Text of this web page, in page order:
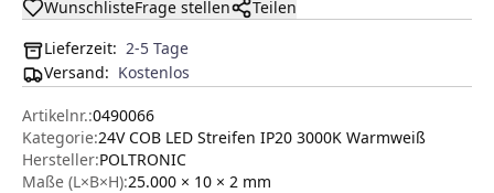
WunschlisteFrage stellen
Teilen
Lieferzeit: 2-5 Tage
Versand: Kostenlos
Artikelnr.:0490066
Kategorie:24V COB LED Streifen IP20 3000K Warmweiß
Hersteller:POLTRONIC
Maße (L×B×H):25.000 × 10 × 2 mm